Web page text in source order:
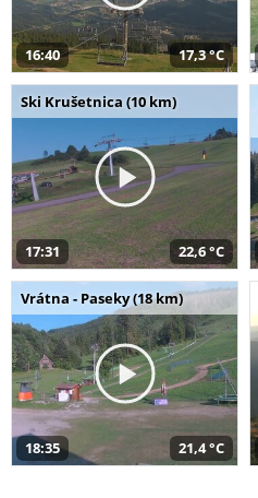
16:40 17,3 °C
Ski Krušetnica (10 km)
17:31 22,6 °C
Vrátna - Paseky (18 km)
18:35 21,4 °C